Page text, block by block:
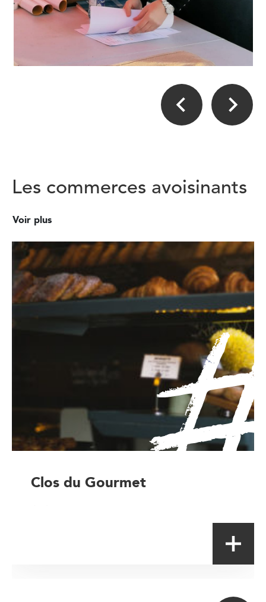
Les commerces avoisinants
Voir plus
Clos du Gourmet